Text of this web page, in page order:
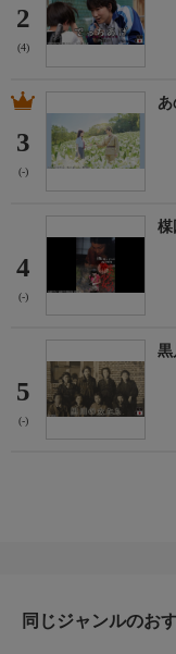
お知らせ
この作品は「クロー
リモコンの字幕ボタ
2
(4)
3
(-)
あ
4
(-)
楳
5
(-)
黒
同じジャンルのお